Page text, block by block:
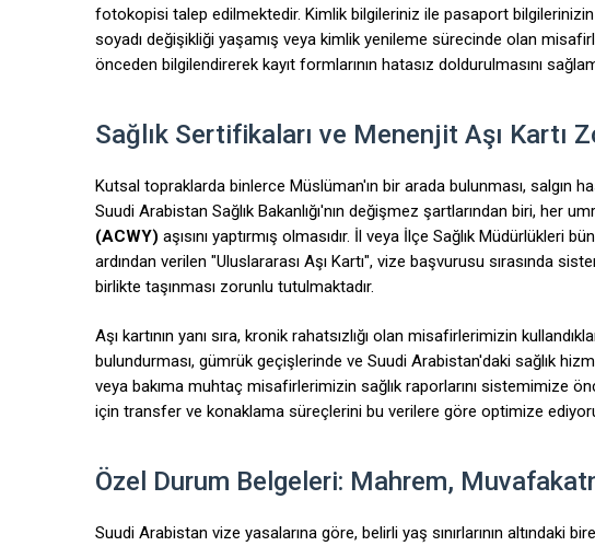
fotokopisi talep edilmektedir. Kimlik bilgileriniz ile pasaport
soyadı değişikliği yaşamış veya kimlik yenileme sürecinde olan
önceden bilgilendirerek kayıt formlarının hatasız doldurulmasını
Sağlık Sertifikaları ve Menenjit Aşı Kartı
Kutsal topraklarda binlerce Müslüman'ın bir arada bulunması, salgın
Suudi Arabistan Sağlık Bakanlığı'nın değişmez şartlarından biri, her
(ACWY) aşısını yaptırmış olmasıdır. İl veya İlçe Sağlık Müdürlükleri
ardından verilen "Uluslararası Aşı Kartı", vize başvurusu sırasında
birlikte taşınması zorunlu tutulmaktadır.
Aşı kartının yanı sıra, kronik rahatsızlığı olan misafirlerimizin
bulundurması, gümrük geçişlerinde ve Suudi Arabistan'daki sağlık
veya bakıma muhtaç misafirlerimizin sağlık raporlarını sistemimize
için transfer ve konaklama süreçlerini bu verilere göre optimize
Özel Durum Belgeleri: Mahrem,
Suudi Arabistan vize yasalarına göre, belirli yaş sınırlarının altındaki